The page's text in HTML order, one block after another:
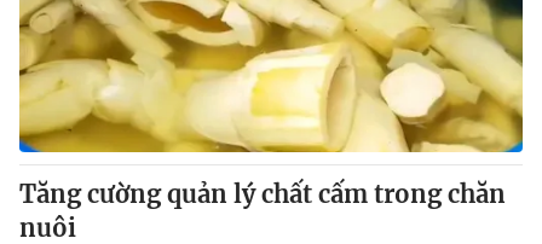
Tăng cường quản lý chất cấm trong chăn
nuôi